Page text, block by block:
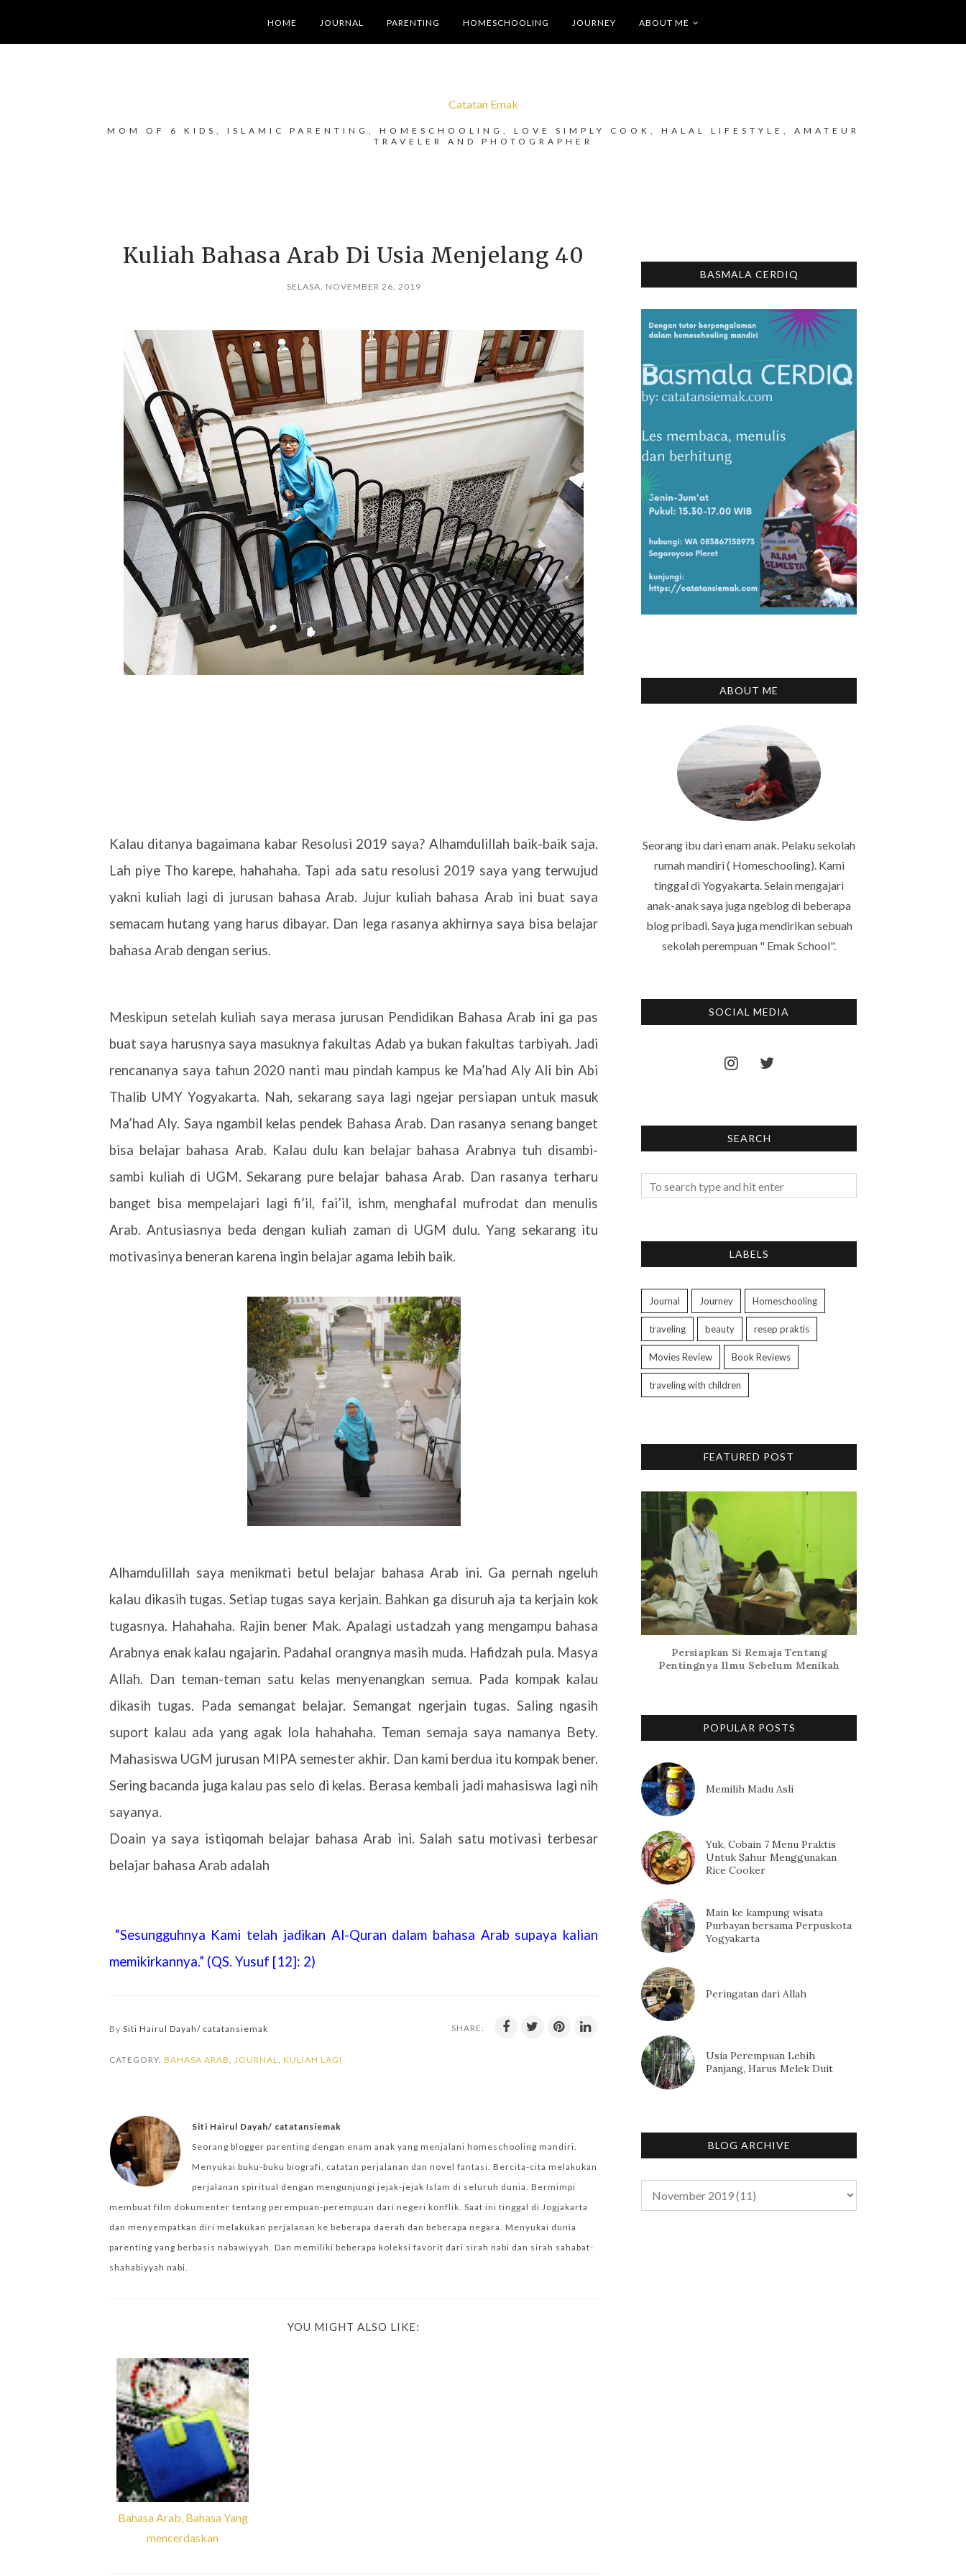
HOME JOURNAL PARENTING HOMESCHOOLING JOURNEY ABOUT ME
Catatan Emak
MOM OF 6 KIDS, ISLAMIC PARENTING, HOMESCHOOLING, LOVE SIMPLY COOK, HALAL LIFESTYLE, AMATEUR
TRAVELER AND PHOTOGRAPHER
Kuliah Bahasa Arab Di Usia Menjelang 40
SELASA, NOVEMBER 26, 2019
Kalau ditanya bagaimana kabar Resolusi 2019 saya? Alhamdulillah baik-baik saja.
Lah piye Tho karepe, hahahaha. Tapi ada satu resolusi 2019 saya yang terwujud
yakni kuliah lagi di jurusan bahasa Arab. Jujur kuliah bahasa Arab ini buat saya
semacam hutang yang harus dibayar. Dan lega rasanya akhirnya saya bisa belajar
bahasa Arab dengan serius.
Meskipun setelah kuliah saya merasa jurusan Pendidikan Bahasa Arab ini ga pas
buat saya harusnya saya masuknya fakultas Adab ya bukan fakultas tarbiyah. Jadi
rencananya saya tahun 2020 nanti mau pindah kampus ke Ma’had Aly Ali bin Abi
Thalib UMY Yogyakarta. Nah, sekarang saya lagi ngejar persiapan untuk masuk
Ma’had Aly. Saya ngambil kelas pendek Bahasa Arab. Dan rasanya senang banget
bisa belajar bahasa Arab. Kalau dulu kan belajar bahasa Arabnya tuh disambi-
sambi kuliah di UGM. Sekarang pure belajar bahasa Arab. Dan rasanya terharu
banget bisa mempelajari lagi fi’il, fai’il, ishm, menghafal mufrodat dan menulis
Arab. Antusiasnya beda dengan kuliah zaman di UGM dulu. Yang sekarang itu
motivasinya beneran karena ingin belajar agama lebih baik.
Alhamdulillah saya menikmati betul belajar bahasa Arab ini. Ga pernah ngeluh
kalau dikasih tugas. Setiap tugas saya kerjain. Bahkan ga disuruh aja ta kerjain kok
tugasnya. Hahahaha. Rajin bener Mak. Apalagi ustadzah yang mengampu bahasa
Arabnya enak kalau ngajarin. Padahal orangnya masih muda. Hafidzah pula. Masya
Allah. Dan teman-teman satu kelas menyenangkan semua. Pada kompak kalau
dikasih tugas. Pada semangat belajar. Semangat ngerjain tugas. Saling ngasih
suport kalau ada yang agak lola hahahaha. Teman semaja saya namanya Bety.
Mahasiswa UGM jurusan MIPA semester akhir. Dan kami berdua itu kompak bener.
Sering bacanda juga kalau pas selo di kelas. Berasa kembali jadi mahasiswa lagi nih
sayanya.
Doain ya saya istiqomah belajar bahasa Arab ini. Salah satu motivasi terbesar
belajar bahasa Arab adalah
“Sesungguhnya Kami telah jadikan Al-Quran dalam bahasa Arab supaya kalian
memikirkannya.” (QS. Yusuf [12]: 2)
By Siti Hairul Dayah/ catatansiemak SHARE:
CATEGORY: BAHASA ARAB JOURNAL KULIAH LAGI
Siti Hairul Dayah/ catatansiemak
Seorang blogger parenting dengan enam anak yang menjalani homeschooling mandiri.
Menyukai buku-buku biografi, catatan perjalanan dan novel fantasi. Bercita-cita melakukan
perjalanan spiritual dengan mengunjungi jejak-jejak Islam di seluruh dunia. Bermimpi
membuat film dokumenter tentang perempuan-perempuan dari negeri konflik. Saat ini tinggal di Jogjakarta
dan menyempatkan diri melakukan perjalanan ke beberapa daerah dan beberapa negara. Menyukai dunia
parenting yang berbasis nabawiyyah. Dan memiliki beberapa koleksi favorit dari sirah nabi dan sirah sahabat-
shahabiyyah nabi.
YOU MIGHT ALSO LIKE:
Bahasa Arab, Bahasa Yang
mencerdaskan
BASMALA CERDIQ
ABOUT ME
Seorang ibu dari enam anak. Pelaku sekolah
rumah mandiri ( Homeschooling). Kami
tinggal di Yogyakarta. Selain mengajari
anak-anak saya juga ngeblog di beberapa
blog pribadi. Saya juga mendirikan sebuah
sekolah perempuan " Emak School".
SOCIAL MEDIA
SEARCH
LABELS
Journal Journey Homeschooling
traveling beauty resep praktis
Movies Review Book Reviews
traveling with children
FEATURED POST
Persiapkan Si Remaja Tentang
Pentingnya Ilmu Sebelum Menikah
POPULAR POSTS
Memilih Madu Asli
Yuk, Cobain 7 Menu Praktis
Untuk Sahur Menggunakan
Rice Cooker
Main ke kampung wisata
Purbayan bersama Perpuskota
Yogyakarta
Peringatan dari Allah
Usia Perempuan Lebih
Panjang, Harus Melek Duit
BLOG ARCHIVE